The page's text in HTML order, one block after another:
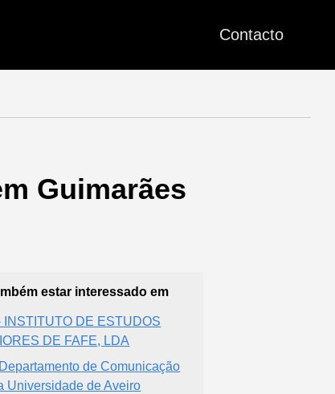
Contacto
Guimarães
estar interessado em
INSTITUTO DE ESTUDOS
DE FAFE, LDA
de Comunicação
Universidade de Aveiro